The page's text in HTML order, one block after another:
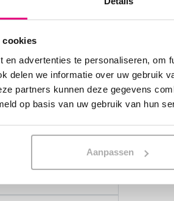
cookies
en advertenties te personaliseren, om
delen we informatie over uw gebruik
partners kunnen deze gegevens
op basis van uw gebruik van hun
Aanpassen
matrassen.